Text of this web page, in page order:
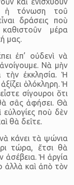
ἡ τόνωση τοῦ
δράσεις ποὺ
μέρα
μας.
ἐπ’ οὐδενὶ νὰ
Νὰ μὴν
ἐκκλησία. Ἡ
ὁλόκληρη. Ἡ
σίγουροι ὅτι
σᾶς ἀφήσει. Θὰ
ποὺ δὲν
θὰ δεῖτε.
κάνει τὰ ψώνια
τώρα, ἔτσι θὰ
ἀσέβεια. Ἡ ἀργία
ἀλλὰ καὶ ἀπὸ τὸν